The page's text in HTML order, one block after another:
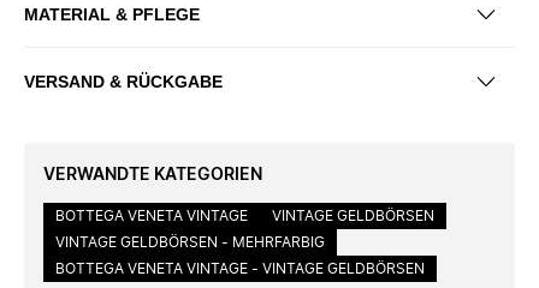
MATERIAL & PFLEGE
VERSAND & RÜCKGABE
VERWANDTE KATEGORIEN
BOTTEGA VENETA VINTAGE
VINTAGE GELDBÖRSEN
VINTAGE GELDBÖRSEN - MEHRFARBIG
BOTTEGA VENETA VINTAGE - VINTAGE GELDBÖRSEN